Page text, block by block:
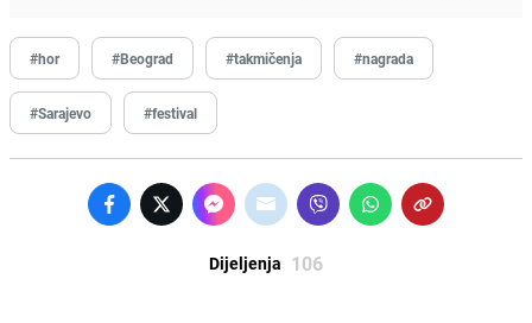
#hor #Beograd #takmičenja #nagrada
#Sarajevo #festival
Dijeljenja 106